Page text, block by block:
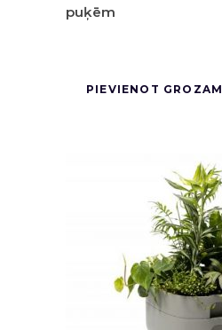
puķēm
PIEVIENOT GROZAM